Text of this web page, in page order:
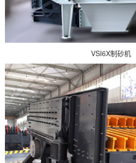
VSI6X制砂机